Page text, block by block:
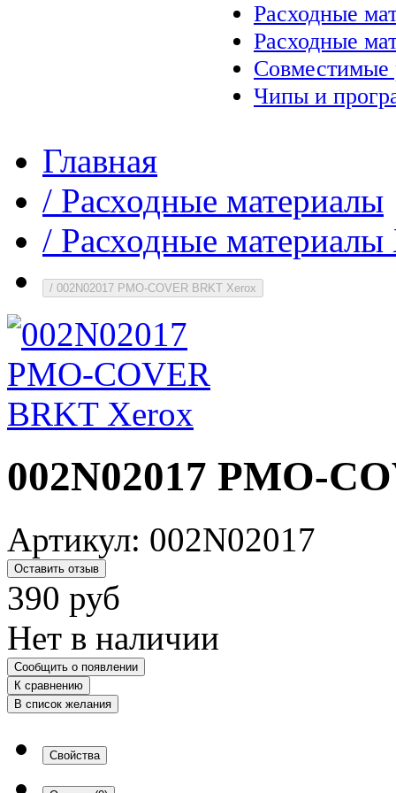
Расходные
Расходные
Совместимые
Чипы и
Главная
/ Расходные материалы
/ Расходные
/ 002N02017 PMO-COVER BRKT Xerox
002N02017 PMO-
Артикул: 002N02017
Оставить отзыв
390 руб
Нет в наличии
Сообщить о появлении
К сравнению
В список желания
Свойства